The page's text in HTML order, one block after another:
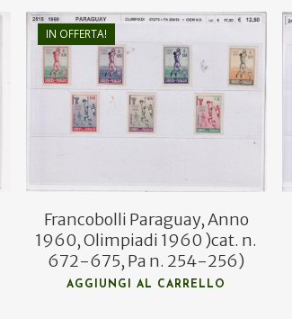
IN OFFERTA!
€
10,00
€5,00
Francobolli Paraguay, Anno
1960, Olimpiadi 1960 )cat. n.
672-675, Pa n. 254-256)
AGGIUNGI AL CARRELLO